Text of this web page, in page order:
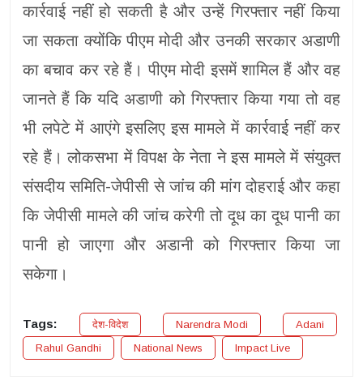
कार्रवाई नहीं हो सकती है और उन्हें गिरफ्तार नहीं किया
जा सकता क्योंकि पीएम मोदी और उनकी सरकार अडाणी
का बचाव कर रहे हैं। पीएम मोदी इसमें शामिल हैं और वह
जानते हैं कि यदि अडाणी को गिरफ्तार किया गया तो वह
भी लपेटे में आएंगे इसलिए इस मामले में कार्रवाई नहीं कर
रहे हैं। लोकसभा में विपक्ष के नेता ने इस मामले में संयुक्त
संसदीय समिति-जेपीसी से जांच की मांग दोहराई और कहा
कि जेपीसी मामले की जांच करेगी तो दूध का दूध पानी का
पानी हो जाएगा और अडानी को गिरफ्तार किया जा
सकेगा।
Tags: देश-विदेश Narendra Modi
Adani
Rahul Gandhi
National News Impact Live